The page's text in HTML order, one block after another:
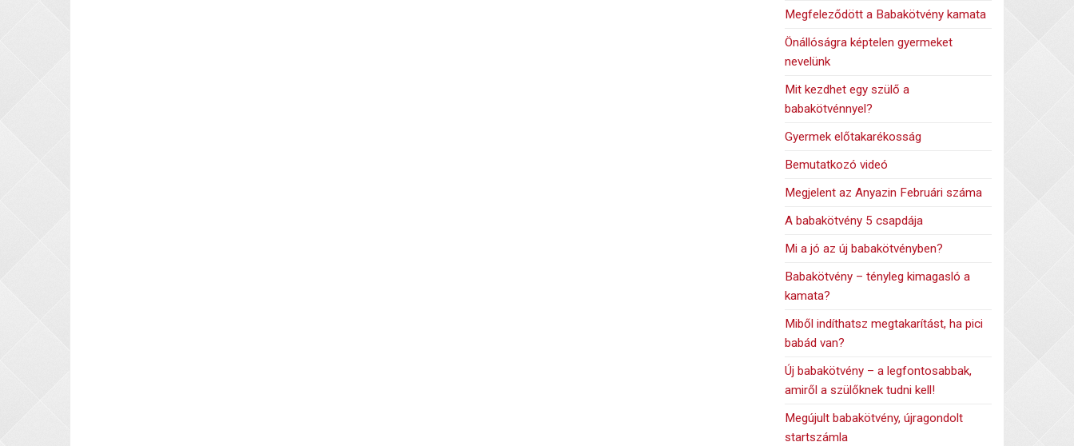
Megfeleződött a Babakötvény kamata
Önállóságra képtelen gyermeket
nevelünk
Mit kezdhet egy szülő a
babakötvénnyel?
Gyermek előtakarékosság
Bemutatkozó videó
Megjelent az Anyazin Februári száma
A babakötvény 5 csapdája
Mi a jó az új babakötvényben?
Babakötvény – tényleg kimagasló a
kamata?
Miből indíthatsz megtakarítást, ha pici
babád van?
Új babakötvény – a legfontosabbak,
amiről a szülőknek tudni kell!
Megújult babakötvény, újragondolt
startszámla